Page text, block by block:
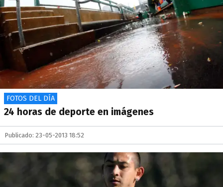
FOTOS DEL DÍA
24 horas de deporte en imágenes
Publicado: 23-05-2013 18:52